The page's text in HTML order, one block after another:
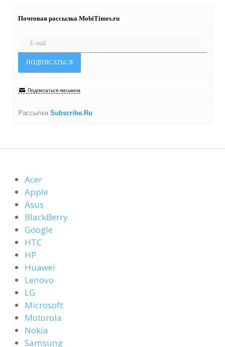
Почтовая рассылка MobiTimes.ru
Подписаться письмом
Рассылки Subscribe.Ru
Acer
Apple
Asus
BlackBerry
Google
HTC
HP
Huawei
Lenovo
LG
Microsoft
Motorola
Nokia
Samsung